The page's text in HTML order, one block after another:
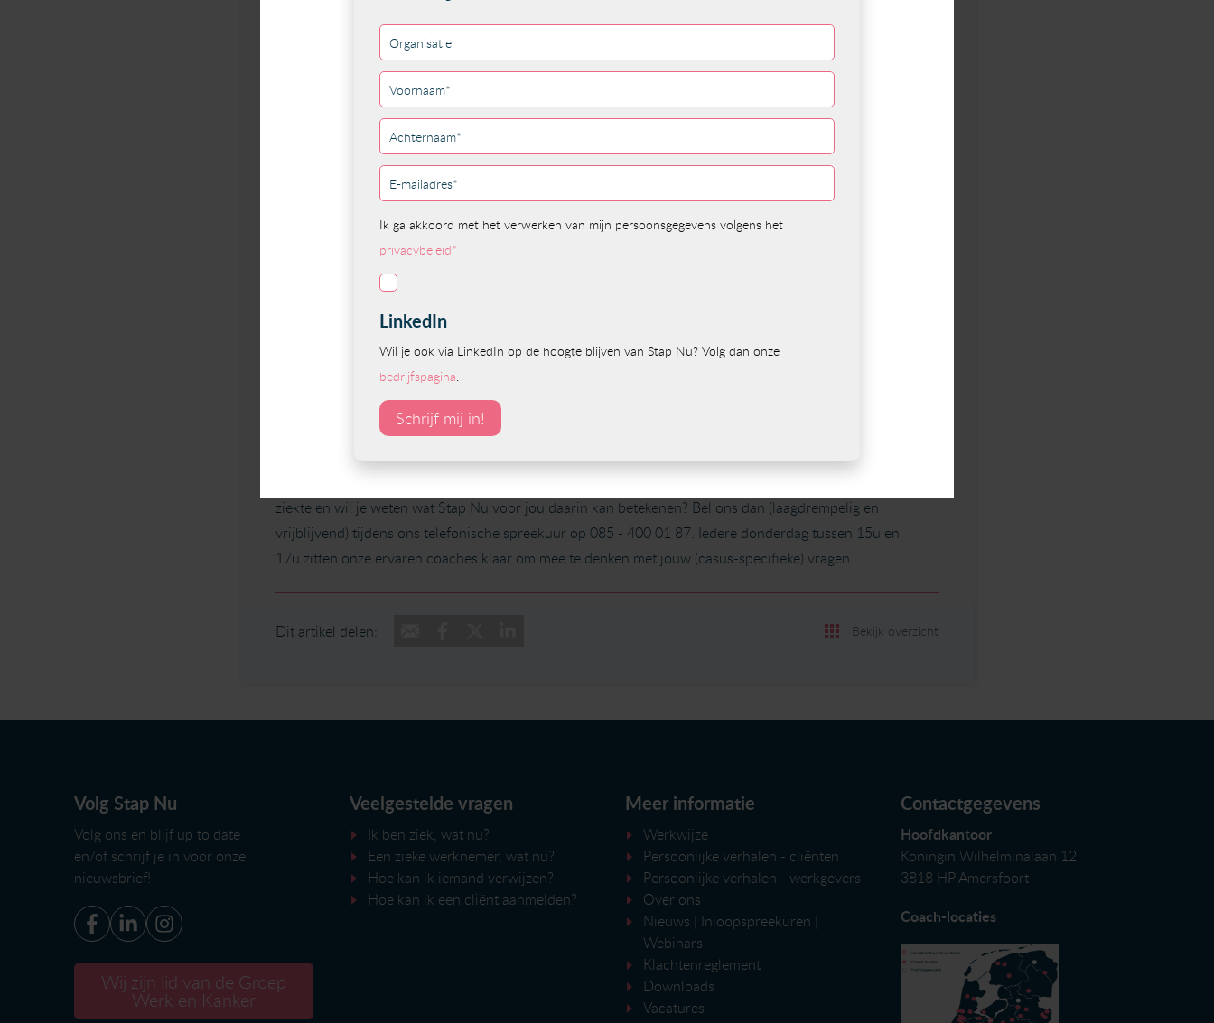
“We hebben Stap Nu in de loop van het 2e ziektejaar ingeschakeld; met name voor verdere opbouw van
zijn belastbaarheid en begeleiding in Spoor 2. Om de cognitieve klachten te verminderen is de Cogmed
werkgeheugentraining ingezet. Hier heeft hij veel baat bij gehad; de klachten namen af en het gaf bij hem
met name grote resultaten op het vlak van zelfvertrouwen. Verder is er aandacht besteed aan zijn
voedingspatroon en fysieke belasting/inspanning, om zijn energie en belastbaarheid te vergroten. De
begeleiding van Stap Nu coach Margreet geeft hem én ons vertrouwen.”
De volledige ervaring van Jos lees je hier
ziekte en wil je weten wat Stap Nu voor jou daarin kan betekenen? Bel ons dan (laagdrempelig en
vrijblijvend) tijdens ons telefonische spreekuur op 085 - 400 01 87. Iedere donderdag tussen 15u en
17u zitten onze ervaren coaches klaar om mee te denken met jouw (casus-specifieke) vragen.
Dit artikel delen: Bekijk overzicht
Volg Stap Nu
Volg ons en blijf up to date
en/of schrijf je in voor onze
nieuwsbrief!
Wij zijn lid van de Groep
Werk en Kanker
Veelgestelde vragen
Ik ben ziek, wat nu?
Een zieke werknemer, wat nu?
Hoe kan ik iemand verwijzen?
Hoe kan ik een cliënt aanmelden?
Meer informatie
Werkwijze
Persoonlijke verhalen - cliënten
Persoonlijke verhalen - werkgevers
Over ons
Nieuws
Inloopspreekuren
Webinars
Klachtenreglement
Downloads
Vacatures
Contactgegevens
Hoofdkantoor
Koningin Wilhelminalaan 12
3818 HP Amersfoort
Coach-locaties